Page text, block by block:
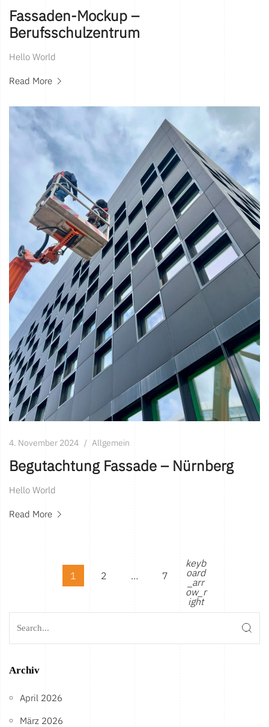
Fassaden-Mockup –
Berufsschulzentrum
Hello World
Read More
4. November 2024 Allgemein
Begutachtung Fassade – Nürnberg
Hello World
Read More
1 2 … 7
keyb
oard
_arr
ow_r
ight
Archiv
April 2026
März 2026